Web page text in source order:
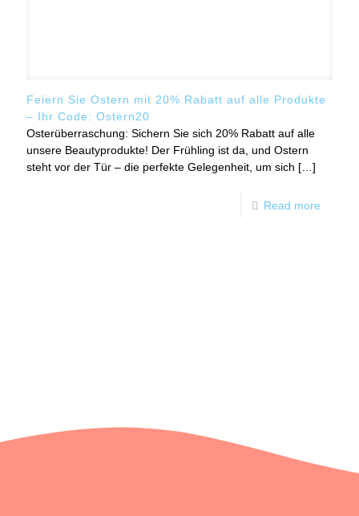
Feiern Sie Ostern mit 20% Rabatt auf alle Produkte
– Ihr Code: Ostern20
Osterüberraschung: Sichern Sie sich 20% Rabatt auf alle
unsere Beautyprodukte! Der Frühling ist da, und Ostern
steht vor der Tür – die perfekte Gelegenheit, um sich […]
Read more